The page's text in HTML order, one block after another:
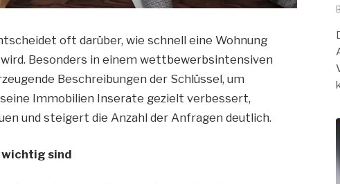
oft darüber, wie schnell eine Wohnung
Besonders in einem wettbewerbsintensiven
Beschreibungen der Schlüssel, um
Immobilien Inserate gezielt verbessert,
und steigert die Anzahl der Anfragen deutlich.
wichtig sind